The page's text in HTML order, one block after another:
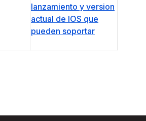
lanzamiento y version
actual de IOS que
pueden soportar